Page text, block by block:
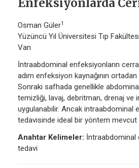
Enfeksiyonlarda
Osman Güler1
Yüzüncü Yıl Üniversitesi Tıp
Van
İntraabdominal enfeksiyonların
adım enfeksiyon kaynağının ortadan
Sonraki safhada genellikle
temizliği, lavaj, debritman, drenaj ve
uygulanabilir. Ancak intraabdominal
tedavisinde ideal bir yöntem mevcut
Anahtar Kelimeler: İntraabdominal
tedavi